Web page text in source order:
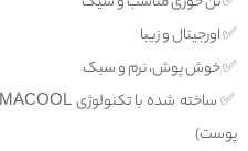
✅️ اورجینال و زیبا
✅️ خوش پوش، نرم و سبک
پوست)